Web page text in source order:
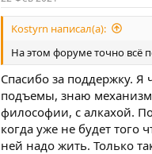
ц
иKostyrn написал(а):
На этом форуме точно всё
Спасибо за поддержку. Я
подъемы, знаю
философии, с алкахой.
когда уже не будет того
ней надо жить. Только